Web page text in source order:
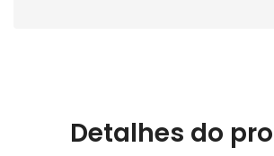
Detalhes do